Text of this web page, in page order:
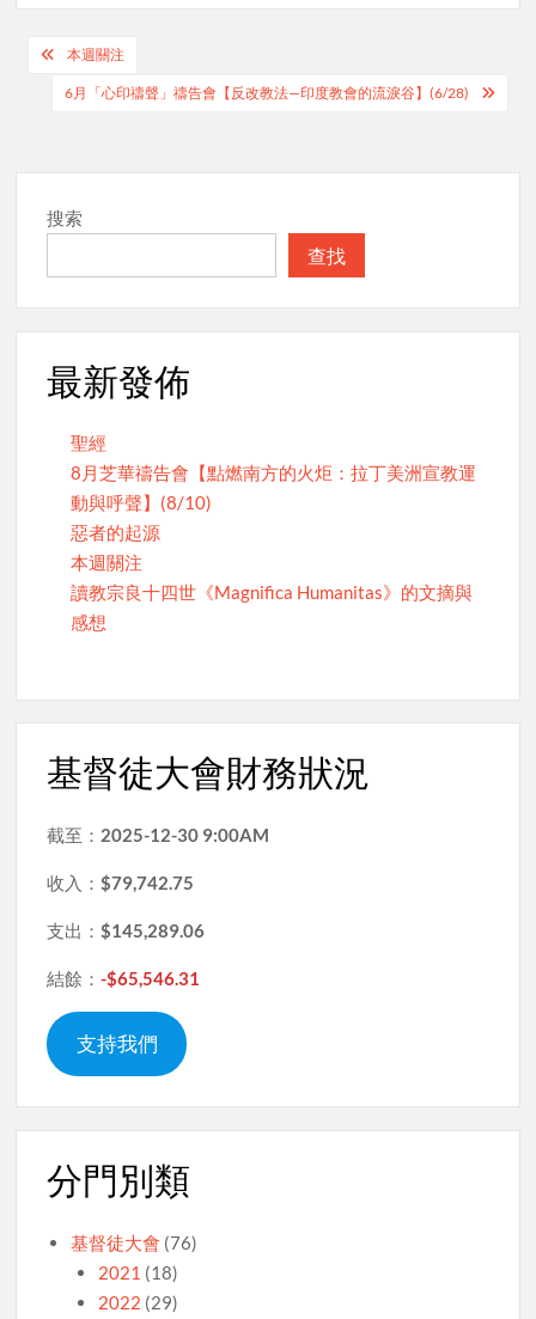
Post
navigation
本週關注
6月「心印禱聲」禱告會【反改教法—印度教會的流淚谷】(6/28)
搜索
查找
最新發佈
聖經
8月芝華禱告會【點燃南方的火炬：拉丁美洲宣教運
動與呼聲】(8/10)
惡者的起源
本週關注
讀教宗良十四世《Magnifica Humanitas》的文摘與
感想
基督徒大會財務狀況
截至： 2025-12-30 9:00AM
收入：$79,742.75
支出：$145,289.06
結餘：-$65,546.31
支持我們
分門別類
基督徒大會 (76)
2021 (18)
2022 (29)